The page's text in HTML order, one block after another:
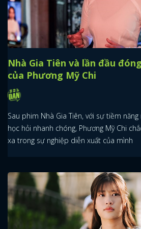
Nhà Gia Tiên và lần đầu
của Phương Mỹ Chi
Sau phim Nhà Gia Tiên, với sự tiềm
học hỏi nhanh chóng, Phương Mỹ Chi
xa trong sự nghiệp diễn xuất của mình